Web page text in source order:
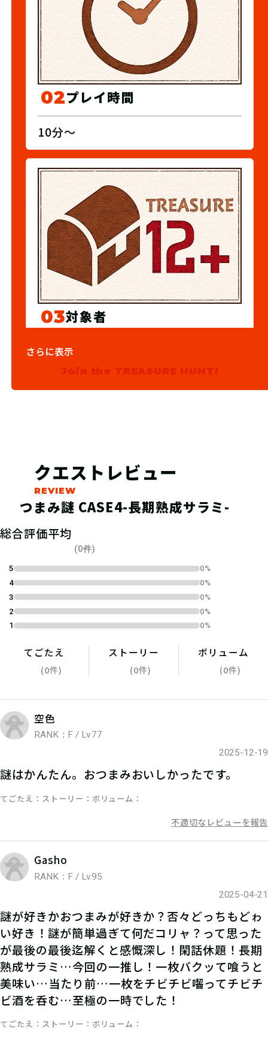
02プレイ時間
10分～
03対象者
12歳以上
041.キットを予約する
TAKARAPORTでゲット！
052.謎を解く
ひとりでチャレンジするもよし、お友
入力して、ポイント手に入れよう！
さらに表示
Join the TREASURE HUNT!
クエストレビュー
つまみ謎 CASE4-長期熟成サラミ-
総合評価平均
(0件)
5
0%
4
0%
3
0%
2
0%
1
0%
てごたえ
(0件)
ストーリー
(0件)
ボリューム
(0件)
空色
RANK：F / Lv.77
2025-12-19
謎はかんたん。おつまみおいしかったです。
てごたえ ストーリー ボリューム
不適切なレビューを報告
Gasho
RANK：F / Lv.95
2025-04-21
謎が好きかおつまみが好きか？否々どっちもどゎ
い好き！謎が簡単過ぎて何だコリャ？って思った
が最後の最後迄解くと感慨深し！閑話休題！長期
熟成サラミ…今回の一推し！一枚バクッて喰うと
美味い…当たり前…一枚をチビチビ囓ってチビチ
ビ酒を呑む…至極の一時でした！
てごたえ ストーリー ボリューム